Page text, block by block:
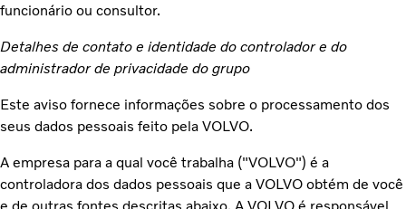
funcionário ou consultor.
Detalhes de contato e identidade do controlador e do
administrador de privacidade do grupo
Este aviso fornece informações sobre o processamento dos
seus dados pessoais feito pela VOLVO.
A empresa para a qual você trabalha ("VOLVO") é a
controladora dos dados pessoais que a VOLVO obtém de você